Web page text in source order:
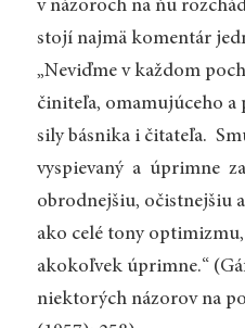
v názoroch na ňu
stojí najmä komentár
„Neviďme v každom
činiteľa, omamujúceho
sily básnika i čitateľa.
vyspievaný a úprimne
obrodnejšiu, očistnejšiu
ako celé tony
akokoľvek úprimne.“
niektorých názorov na